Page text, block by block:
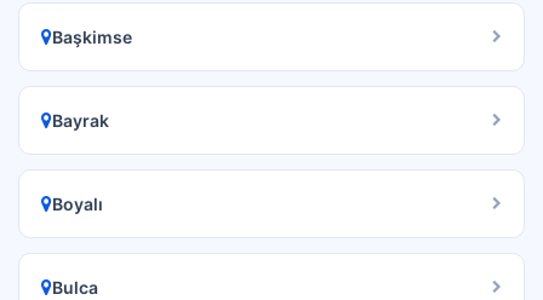
Başkimse
Bayrak
Boyalı
Bulca